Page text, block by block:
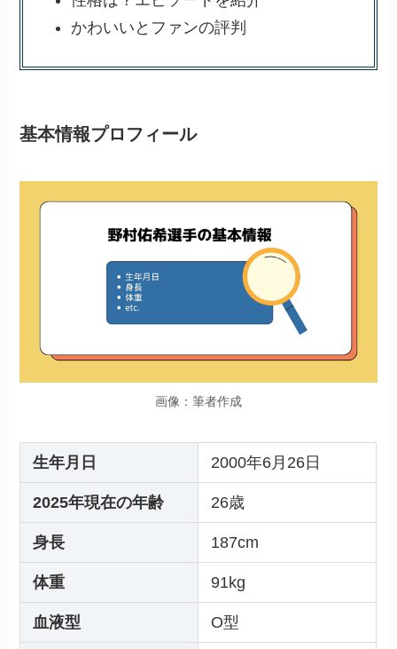
かわいいとファンの評判
基本情報プロフィール
画像：筆者作成
生年月日 2000年6月26日
2025年現在の年齢 26歳
身長 187cm
体重 91kg
血液型 O型